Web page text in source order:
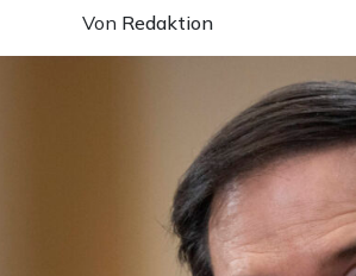
Von Redaktion